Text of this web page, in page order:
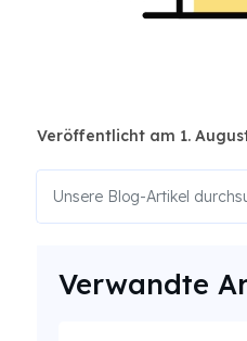
Veröffentlicht am 1.
Verwandte